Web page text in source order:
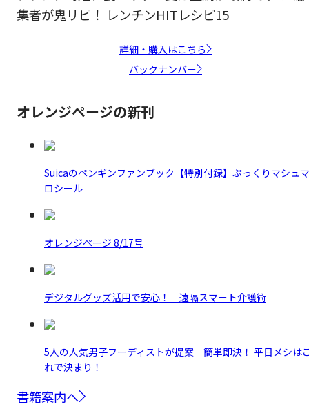
集者が鬼リピ！ レンチンHITレシピ15
詳細・購入はこちら
バックナンバー
オレンジページの新刊
Suicaのペンギンファンブック【特別付録】ぷっくりマシュマ
ロシール
オレンジページ 8/17号
デジタルグッズ活用で安心！ 遠隔スマート介護術
5人の人気男子フーディストが提案 簡単即決！ 平日メシは
れで決まり！
書籍案内へ